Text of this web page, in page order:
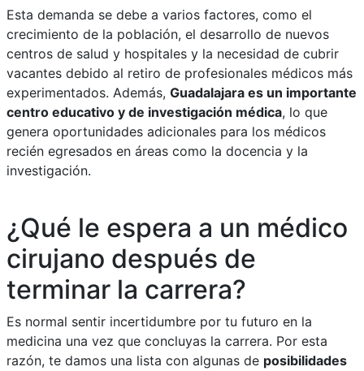
Esta demanda se debe a varios factores, como el
crecimiento de la población, el desarrollo de nuevos
centros de salud y hospitales y la necesidad de cubrir
vacantes debido al retiro de profesionales médicos más
experimentados. Además, Guadalajara es un importante
centro educativo y de investigación médica, lo que
genera oportunidades adicionales para los médicos
recién egresados en áreas como la docencia y la
investigación.
¿Qué le espera a un médico
cirujano después de
terminar la carrera?
Es normal sentir incertidumbre por tu futuro en la
medicina una vez que concluyas la carrera. Por esta
razón, te damos una lista con algunas de posibilidades